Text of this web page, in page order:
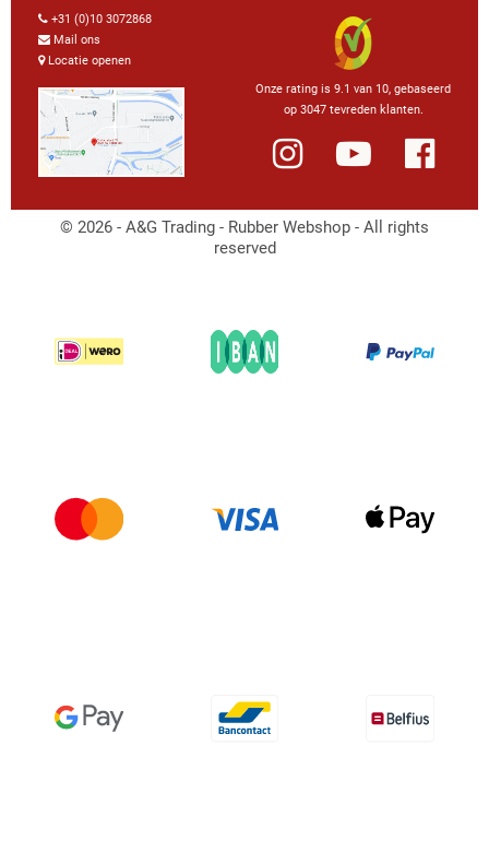
+31 (0)10 3072868
Mail ons
Locatie openen
Onze rating is 9.1 van 10, gebaseerd
op 3047 tevreden klanten.
© 2026 - A&G Trading - Rubber Webshop - All rights
reserved